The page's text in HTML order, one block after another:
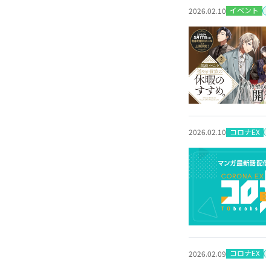
2026.02.10 イベント
2026.02.10 コロナEX
2026.02.09 コロナEX